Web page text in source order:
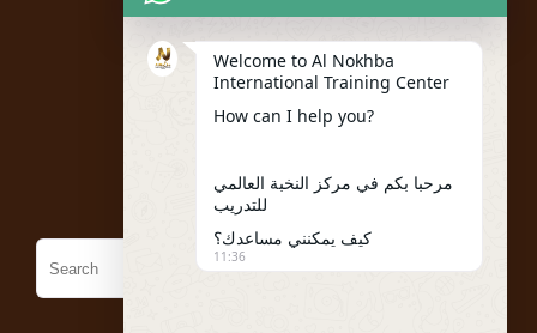
Student Registration
My account
Welcome to Al Nokhba
International Training Center
How can I help you?
مرحبا بكم في مركز النخبة العالمي
للتدريب
كيف يمكنني مساعدك؟
11:36